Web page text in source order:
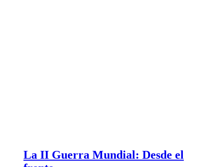
La II Guerra Mundial: Desde el